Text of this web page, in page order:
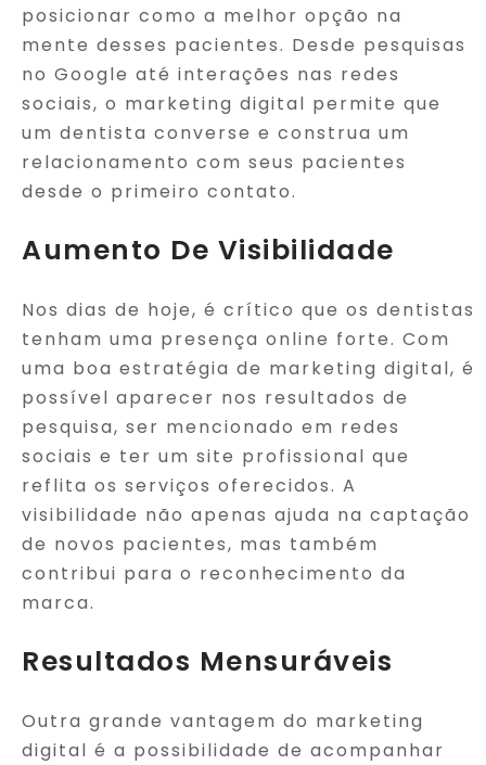
posicionar como a melhor opção na
mente desses pacientes. Desde pesquisas
no Google até interações nas redes
sociais, o marketing digital permite que
um dentista converse e construa um
relacionamento com seus pacientes
desde o primeiro contato.
Aumento De Visibilidade
Nos dias de hoje, é crítico que os dentistas
tenham uma presença online forte. Com
uma boa estratégia de marketing digital, é
possível aparecer nos resultados de
pesquisa, ser mencionado em redes
sociais e ter um site profissional que
reflita os serviços oferecidos. A
visibilidade não apenas ajuda na captação
de novos pacientes, mas também
contribui para o reconhecimento da
marca.
Resultados Mensuráveis
Outra grande vantagem do marketing
digital é a possibilidade de acompanhar